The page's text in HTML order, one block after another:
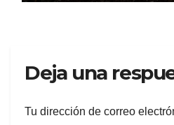
Deja una
Tu dirección de correo